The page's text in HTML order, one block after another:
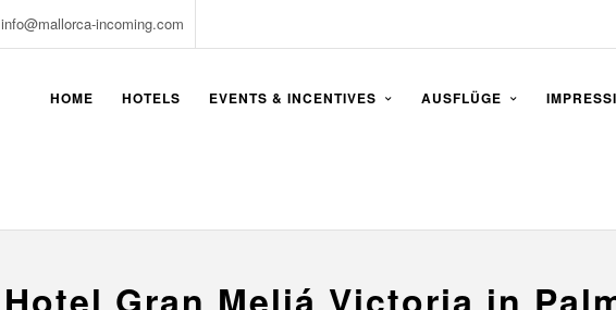
info@mallorca-incoming.com
HOME HOTELS EVENTS & INCENTIVES AUSFLÜGE